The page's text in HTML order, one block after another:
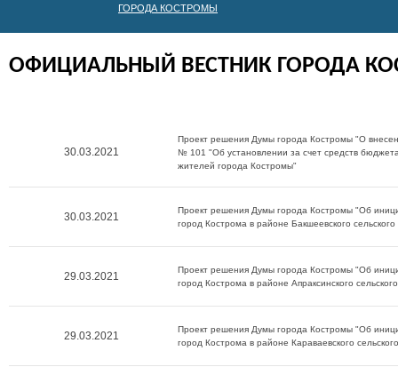
ГОРОДА КОСТРОМЫ
ОФИЦИАЛЬНЫЙ ВЕСТНИК ГОРОДА
30.03.2021
Проект решения Думы города Костромы "О
№ 101 "Об установлении за счет средств
жителей города Костромы"
30.03.2021
Проект решения Думы города Костромы "Об
город Кострома в районе Бакшеевского
29.03.2021
Проект решения Думы города Костромы "Об
город Кострома в районе Апраксинского
29.03.2021
Проект решения Думы города Костромы "Об
город Кострома в районе Караваевского